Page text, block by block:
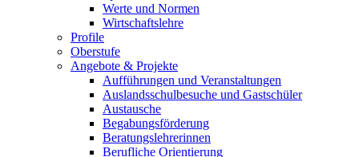
Werte und Normen
Wirtschaftslehre
Profile
Oberstufe
Angebote & Projekte
Aufführungen und Veranstaltungen
Auslandsschulbesuche und Gastschüler
Austausche
Begabungsförderung
Beratungslehrerinnen
Berufliche Orientierung